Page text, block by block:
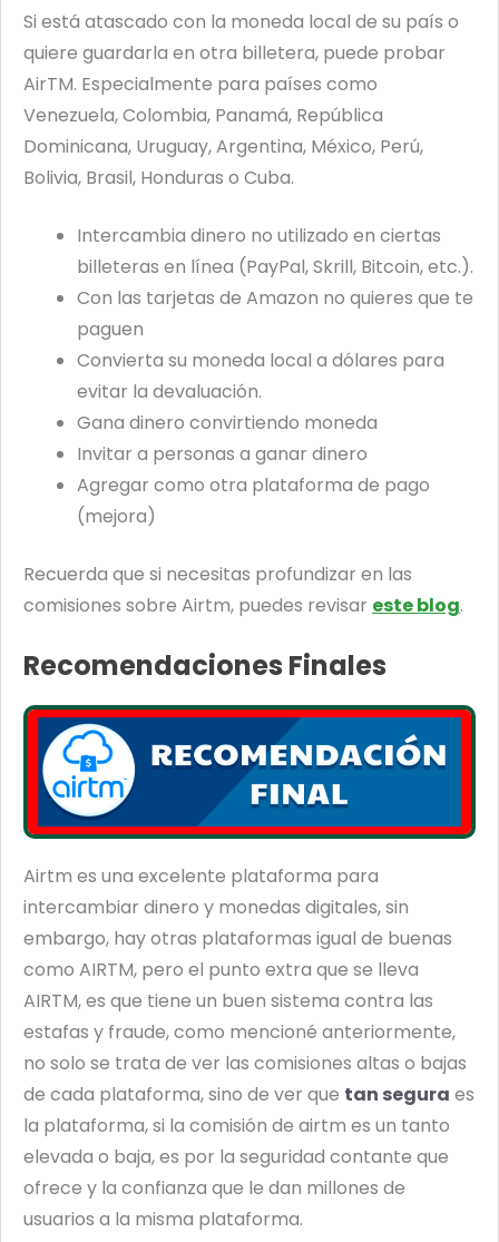
Si está atascado con la moneda local de su país o
quiere guardarla en otra billetera, puede probar
AirTM. Especialmente para países como
Venezuela, Colombia, Panamá, República
Dominicana, Uruguay, Argentina, México, Perú,
Bolivia, Brasil, Honduras o Cuba.
Intercambia dinero no utilizado en ciertas
billeteras en línea (PayPal, Skrill, Bitcoin, etc.).
Con las tarjetas de Amazon no quieres que te
paguen
Convierta su moneda local a dólares para
evitar la devaluación.
Gana dinero convirtiendo moneda
Invitar a personas a ganar dinero
Agregar como otra plataforma de pago
(mejora)
Recuerda que si necesitas profundizar en las
comisiones sobre Airtm, puedes revisar este blog.
Recomendaciones Finales
Airtm es una excelente plataforma para
intercambiar dinero y monedas digitales, sin
embargo, hay otras plataformas igual de buenas
como AIRTM, pero el punto extra que se lleva
AIRTM, es que tiene un buen sistema contra las
estafas y fraude, como mencioné anteriormente,
no solo se trata de ver las comisiones altas o bajas
de cada plataforma, sino de ver que tan segura es
la plataforma, si la comisión de airtm es un tanto
elevada o baja, es por la seguridad contante que
ofrece y la confianza que le dan millones de
usuarios a la misma plataforma.